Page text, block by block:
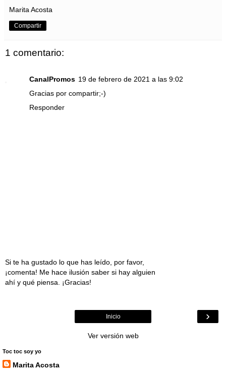
Marita Acosta
Compartir
1 comentario:
CanalPromos 19 de febrero de 2021 a las 9:02
Gracias por compartir;-)
Responder
Si te ha gustado lo que has leído, por favor,
¡comenta! Me hace ilusión saber si hay alguien
ahí y qué piensa. ¡Gracias!
›
Inicio
Ver versión web
Toc toc soy yo
Marita Acosta